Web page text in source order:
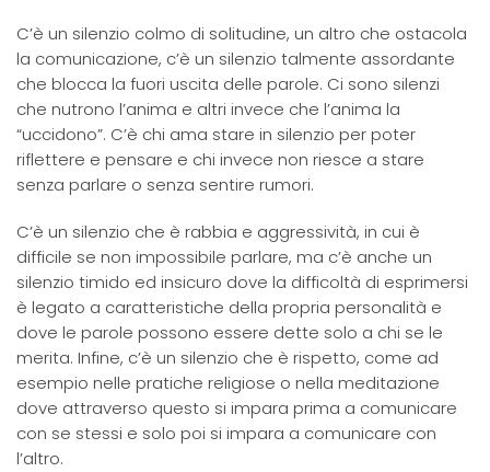
C’è un silenzio colmo di solitudine, un altro che ostacola
la comunicazione, c’è un silenzio talmente assordante
che blocca la fuori uscita delle parole. Ci sono silenzi
che nutrono l’anima e altri invece che l’anima la
“uccidono”. C’è chi ama stare in silenzio per poter
riflettere e pensare e chi invece non riesce a stare
senza parlare o senza sentire rumori.
C’è un silenzio che è rabbia e aggressività, in cui è
difficile se non impossibile parlare, ma c’è anche un
silenzio timido ed insicuro dove la difficoltà di esprimersi
è legato a caratteristiche della propria personalità e
dove le parole possono essere dette solo a chi se le
merita. Infine, c’è un silenzio che è rispetto, come ad
esempio nelle pratiche religiose o nella meditazione
dove attraverso questo si impara prima a comunicare
con se stessi e solo poi si impara a comunicare con
l’altro.